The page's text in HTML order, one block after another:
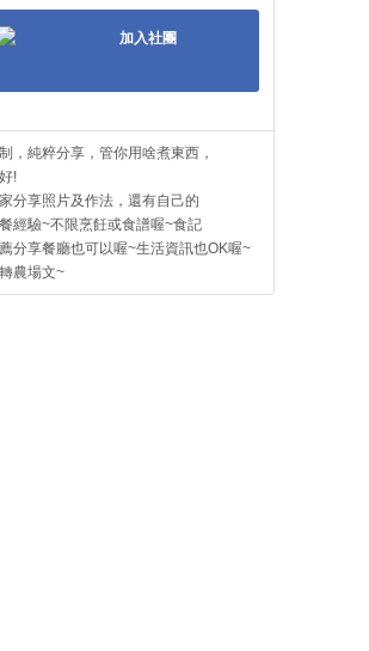
加入社團
，純粹分享，管你用啥煮東西，
!
分享照片及作法，還有自己的
經驗~不限烹飪或食譜喔~食記
分享餐廳也可以喔~生活資訊也OK喔~
農場文~